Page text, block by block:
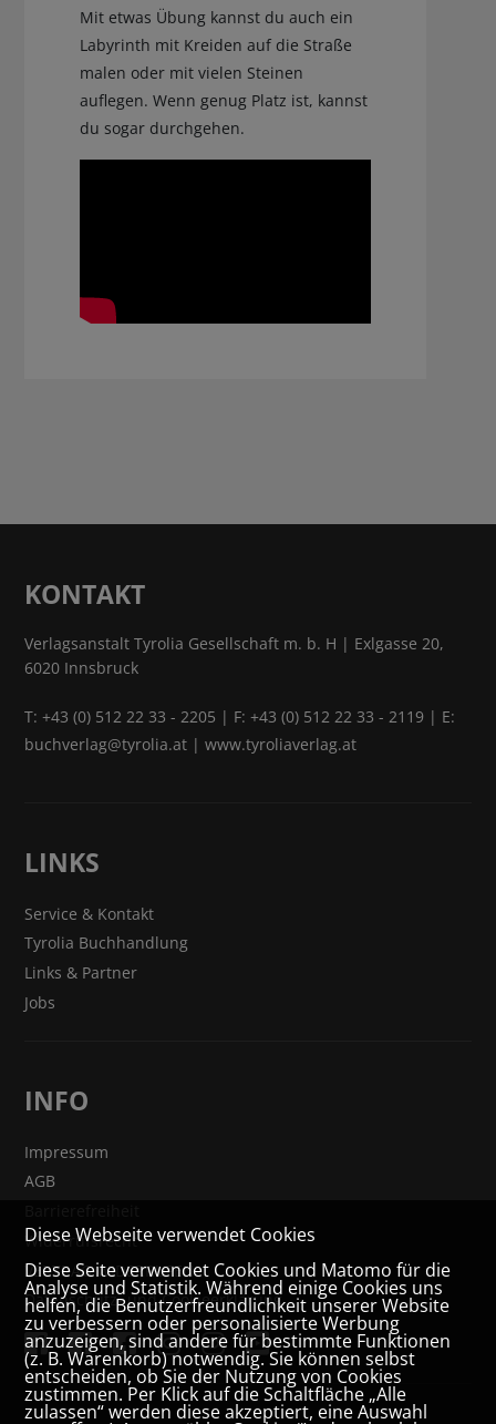
Mit etwas Übung kannst du auch ein
Labyrinth mit Kreiden auf die Straße
malen oder mit vielen Steinen
auflegen. Wenn genug Platz ist, kannst
du sogar durchgehen.
KONTAKT
Verlagsanstalt Tyrolia Gesellschaft m. b. H | Exlgasse 20,
6020 Innsbruck
T:+43 (0) 512 22 33 - 2205 | F: +43 (0) 512 22 33 - 2119 | E:
buchverlag@tyrolia.at |www.tyroliaverlag.at
LINKS
Service & Kontakt
Tyrolia Buchhandlung
Links & Partner
Jobs
INFO
Impressum
AGB
Widerrufsrecht
VERTRAG WIDERRUFEN
Datenschutz- und Cookieerklärung
Diese Webseite verwendet Cookies
Diese Seite verwendet Cookies und Matomo für die
Analyse und Statistik. Während einige Cookies uns
helfen, die Benutzerfreundlichkeit unserer Website
zu verbessern oder personalisierte Werbung
anzuzeigen, sind andere für bestimmte Funktionen
(z. B. Warenkorb) notwendig. Sie können selbst
entscheiden, ob Sie der Nutzung von Cookies
zustimmen. Per Klick auf die Schaltfläche „Alle
zulassen“ werden diese akzeptiert, eine Auswahl